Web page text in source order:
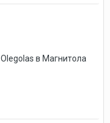
Olegolas в Магнитола